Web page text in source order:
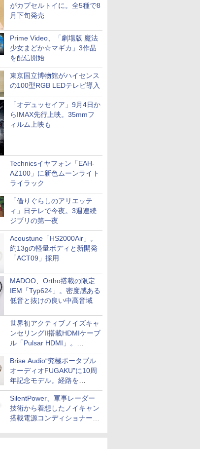
がカプセルトイに。全5種で8
月下旬発売
Prime Video、「劇場版 魔法
少女まどか☆マギカ」3作品
を配信開始
東京国立博物館がハイセンス
の100型RGB LEDテレビ導入
「オデュッセイア」9月4日か
らIMAX先行上映。35mmフ
ィルム上映も
Technicsイヤフォン「EAH-
AZ100」に新色ムーンライト
ライラック
「借りぐらしのアリエッテ
ィ」日テレで今夜。3週連続
ジブリの第一夜
Acoustune「HS2000Air」。
約13gの軽量ボディと新開発
「ACT09」採用
MADOO、Ortho搭載の限定
IEM「Typ624」。密度感ある
低音と抜けの良い中高音域
世界初アクティブノイズキャ
ンセリングII搭載HDMIケーブ
ル「Pulsar HDMI」。
SilentPowerから
Brise Audio“究極ポータブル
オーディオFUGAKU”に10周
年記念モデル。経路を
NISHIKIで統一。400万円
SilentPower、軍事レーダー
技術から着想したノイキャン
搭載電源コンディショナー